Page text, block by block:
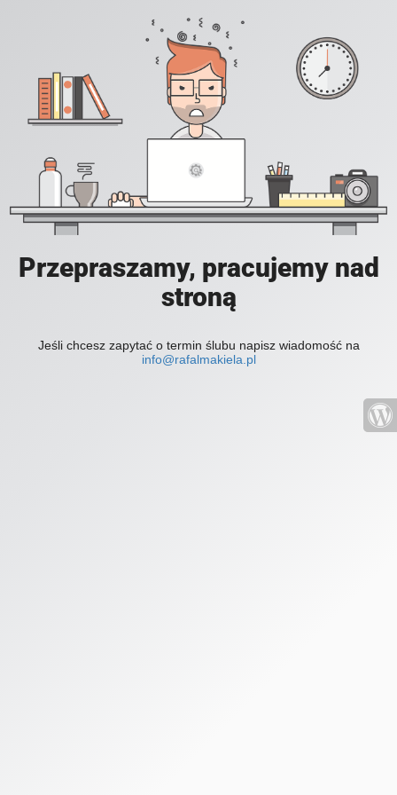
Przepraszamy, pracujemy nad
stroną
Jeśli chcesz zapytać o termin ślubu napisz wiadomość na
info@rafalmakiela.pl